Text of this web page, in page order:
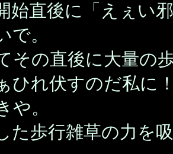
始直後に「えぇい
で。
その直後に大量の
ひれ伏すのだ私に
や。
た歩行雑草の力を